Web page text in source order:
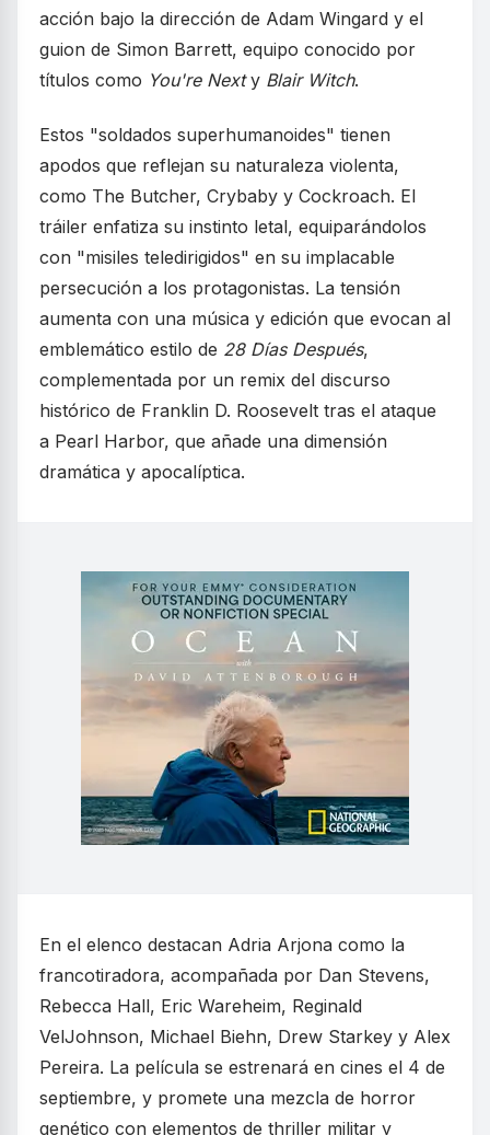
acción bajo la dirección de Adam Wingard y el
guion de Simon Barrett, equipo conocido por
títulos como You're Nexty Blair Witch.
Estos "soldados superhumanoides" tienen
apodos que reflejan su naturaleza violenta,
como The Butcher, Crybaby y Cockroach. El
tráiler enfatiza su instinto letal, equiparándolos
con "misiles teledirigidos" en su implacable
persecución a los protagonistas. La tensión
aumenta con una música y edición que evocan al
emblemático estilo de 28 Días Después,
complementada por un remix del discurso
histórico de Franklin D. Roosevelt tras el ataque
a Pearl Harbor, que añade una dimensión
dramática y apocalíptica.
En el elenco destacan Adria Arjona como la
francotiradora, acompañada por Dan Stevens,
Rebecca Hall, Eric Wareheim, Reginald
VelJohnson, Michael Biehn, Drew Starkey y Alex
Pereira. La película se estrenará en cines el 4 de
septiembre, y promete una mezcla de horror
genético con elementos de thriller militar y